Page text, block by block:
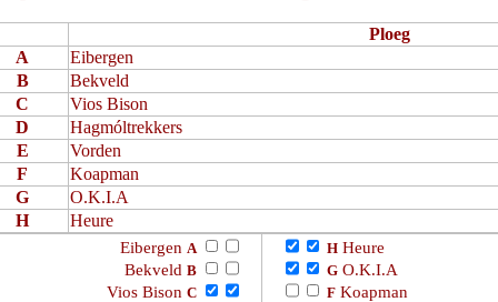
Ploeg
A
Eibergen
B
Bekveld
C
Vios Bison
D
Hagmóltrekkers
E
Vorden
F
Koapman
G
O.K.I.A
H
Heure
Eibergen A
Bekveld B
Vios Bison C
H Heure
G O.K.I.A
F Koapman